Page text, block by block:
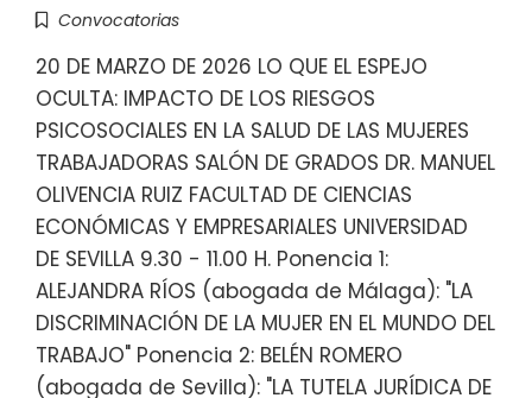
Convocatorias
20 DE MARZO DE 2026 LO QUE EL ESPEJO
OCULTA: IMPACTO DE LOS RIESGOS
PSICOSOCIALES EN LA SALUD DE LAS MUJERES
TRABAJADORAS SALÓN DE GRADOS DR. MANUEL
OLIVENCIA RUIZ FACULTAD DE CIENCIAS
ECONÓMICAS Y EMPRESARIALES UNIVERSIDAD
DE SEVILLA 9.30 - 11.00 H. Ponencia 1:
ALEJANDRA RÍOS (abogada de Málaga): "LA
DISCRIMINACIÓN DE LA MUJER EN EL MUNDO DEL
TRABAJO" Ponencia 2: BELÉN ROMERO
(abogada de Sevilla): "LA TUTELA JURÍDICA DE